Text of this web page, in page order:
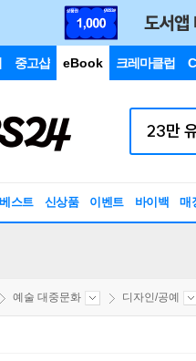
중고샵 eBook 크레마클럽
베스트 신상품 이벤트 바이백 매
예술 대중문화 디자인/공예